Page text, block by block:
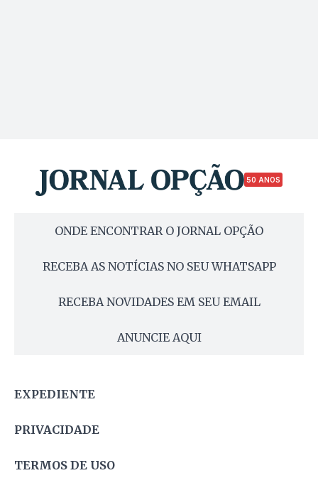
50 ANOS
ONDE ENCONTRAR O JORNAL OPÇÃO
RECEBA AS NOTÍCIAS NO SEU WHATSAPP
RECEBA NOVIDADES EM SEU EMAIL
ANUNCIE AQUI
EXPEDIENTE
PRIVACIDADE
TERMOS DE USO